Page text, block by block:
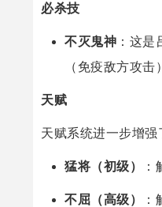
必杀技
不灭鬼神 ：这
（免疫敌方攻
天赋
天赋系统进一步增强
猛将（初级）
不屈（高级）